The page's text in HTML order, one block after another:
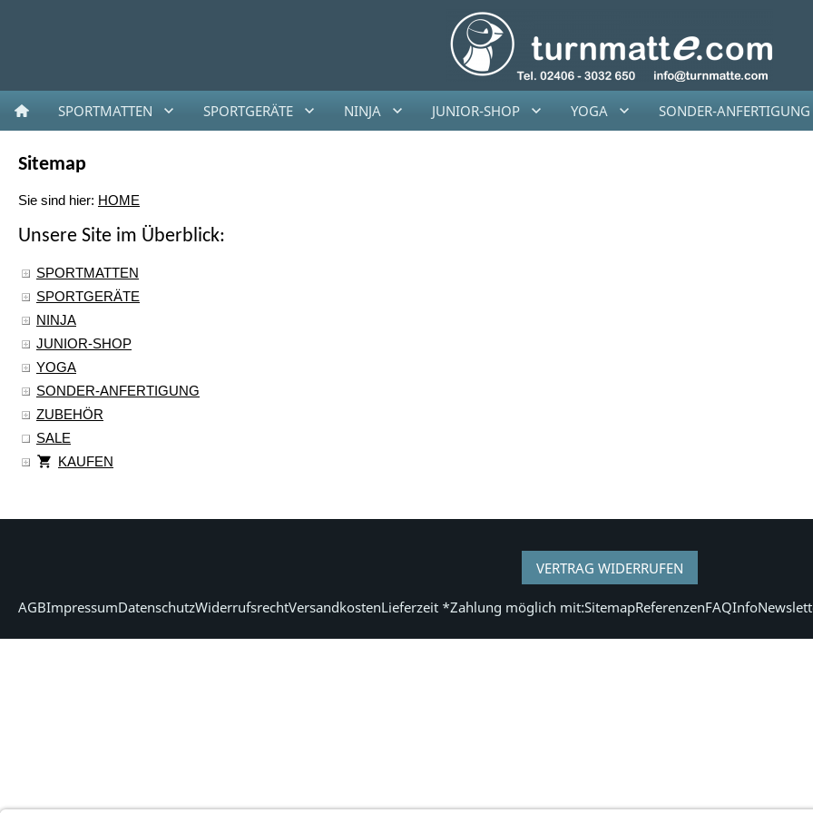
SPORTMATTEN SPORTGERÄTE NINJA JUNIOR-SHOP YOGA SONDER-ANFERTIGUNG
Sitemap
Sie sind hier: HOME
Unsere Site im Überblick:
SPORTMATTEN
SPORTGERÄTE
NINJA
JUNIOR-SHOP
YOGA
SONDER-ANFERTIGUNG
ZUBEHÖR
SALE
KAUFEN
VERTRAG WIDERRUFEN
AGBImpressumDatenschutzWiderrufsrechtVersandkostenLieferzeit *Zahlung möglich mit:SitemapReferenzenFAQInfo